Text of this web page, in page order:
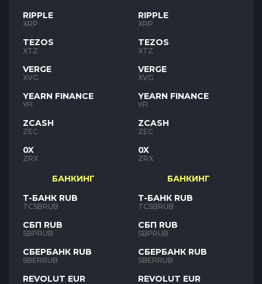
RIPPLE
XRP
TEZOS
XTZ
VERGE
XVG
YEARN FINANCE
YFI
ZCASH
ZEC
0X
ZRX
БАНКИНГ
Т-БАНК RUB
TCSBRUB
СБП RUB
SBPRUB
СБЕРБАНК RUB
SBERRUB
REVOLUT EUR
RIPPLE
XRP
TEZOS
XTZ
VERGE
XVG
YEARN FINANCE
YFI
ZCASH
ZEC
0X
ZRX
БАНКИНГ
Т-БАНК RUB
TCSBRUB
СБП RUB
SBPRUB
СБЕРБАНК RUB
SBERRUB
REVOLUT EUR